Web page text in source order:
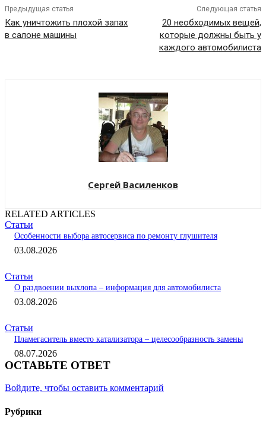
Предыдущая статья
Как уничтожить плохой запах
в салоне машины
Следующая статья
20 необходимых вещей,
которые должны быть у
каждого автомобилиста
Сергей Василенков
RELATED ARTICLES
Статьи
Особенности выбора автосервиса по ремонту глушителя
03.08.2026
Статьи
О раздвоении выхлопа – информация для автомобилиста
03.08.2026
Статьи
Пламегаситель вместо катализатора – целесообразность замены
08.07.2026
ОСТАВЬТЕ ОТВЕТ
Войдите, чтобы оставить комментарий
Рубрики